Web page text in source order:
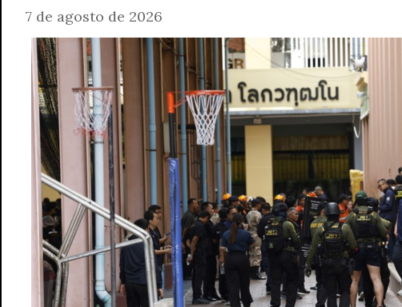
7 de agosto de 2026